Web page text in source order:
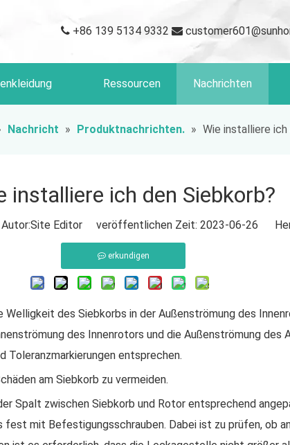
 +86 139 5134 9332 
Ressourcen Nachrichten
Nachricht » Produktnachrichten. » Wie installiere
installiere ich den Siebkorb?
Editor veröffentlichen Zeit: 2023-06-26
erkundigen
Welligkeit des Siebkorbs in der Außenströmung des
des Innenrotors und die Außenströmung
Toleranzmarkierungen entsprechen.
am Siebkorb zu vermeiden.
Spalt zwischen Siebkorb und Rotor entsprechend
mit Befestigungsschrauben. Dabei ist zu prüfen, ob